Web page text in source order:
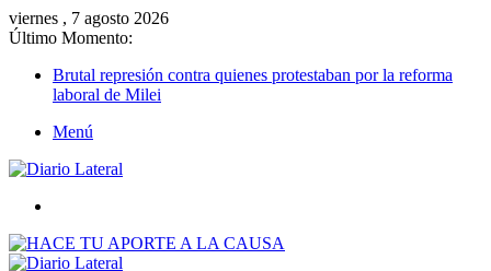
viernes , 7 agosto 2026
Último Momento:
Brutal represión contra quienes protestaban por la reforma
laboral de Milei
Menú